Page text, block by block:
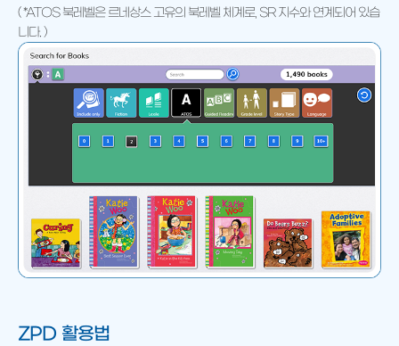
( *ATOS 북레벨은 르네상스 고유의 북레벨 체계로, SR 지수와 연계되어 있습
니다. )
ZPD 활용법